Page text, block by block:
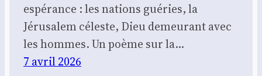
espérance : les nations guéries, la
Jérusalem céleste, Dieu demeurant avec
les hommes. Un poème sur la…
7 avril 2026